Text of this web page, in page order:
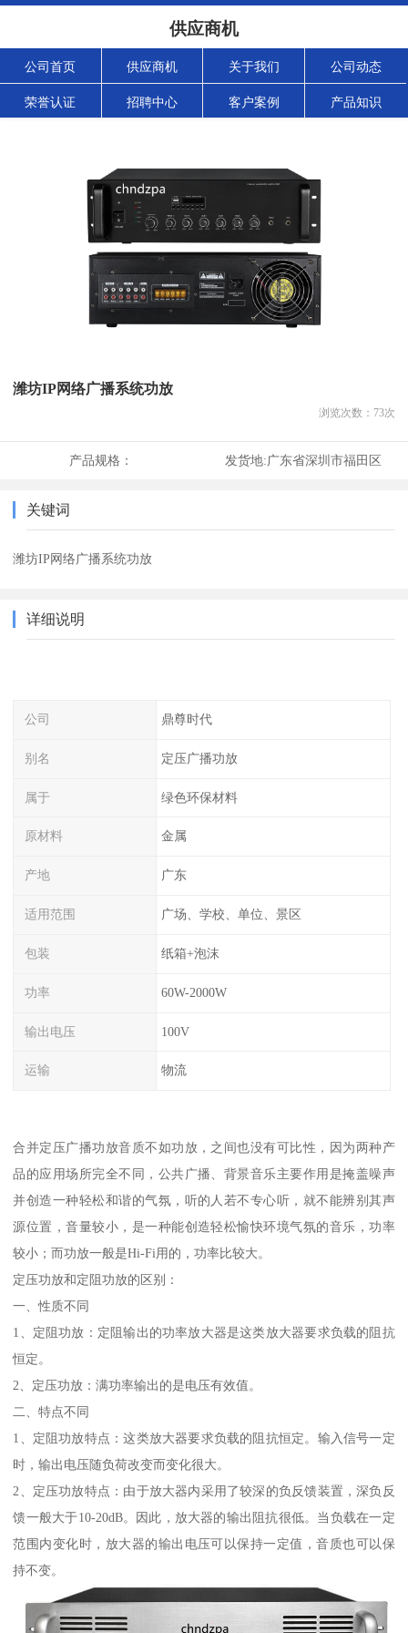
供应商机
公司首页 供应商机 关于我们 公司动态
荣誉认证 招聘中心 客户案例 产品知识
潍坊IP网络广播系统功放
浏览次数： 73次
产品规格： 发货地:广东省深圳市福田区
关键词
潍坊IP网络广播系统功放
详细说明
公司 鼎尊时代
别名 定压广播功放
属于 绿色环保材料
原材料 金属
产地 广东
适用范围 广场、学校、单位、景区
包装 纸箱+泡沫
功率 60W-2000W
输出电压 100V
运输 物流
合并定压广播功放音质不如功放，之间也没有可比性，因为两种产
品的应用场所完全不同，公共广播、背景音乐主要作用是掩盖噪声
并创造一种轻松和谐的气氛，听的人若不专心听，就不能辨别其声
源位置，音量较小，是一种能创造轻松愉快环境气氛的音乐，功率
较小；而功放一般是Hi-Fi用的，功率比较大。
定压功放和定阻功放的区别：
一、性质不同
1、定阻功放：定阻输出的功率放大器是这类放大器要求负载的阻抗
恒定。
2、定压功放：满功率输出的是电压有效值。
二、特点不同
1、定阻功放特点：这类放大器要求负载的阻抗恒定。输入信号一定
时，输出电压随负荷改变而变化很大。
2、定压功放特点：由于放大器内采用了较深的负反馈装置，深负反
馈一般大于10-20dB。因此，放大器的输出阻抗很低。当负载在一定
范围内变化时，放大器的输出电压可以保持一定值，音质也可以保
持不变。